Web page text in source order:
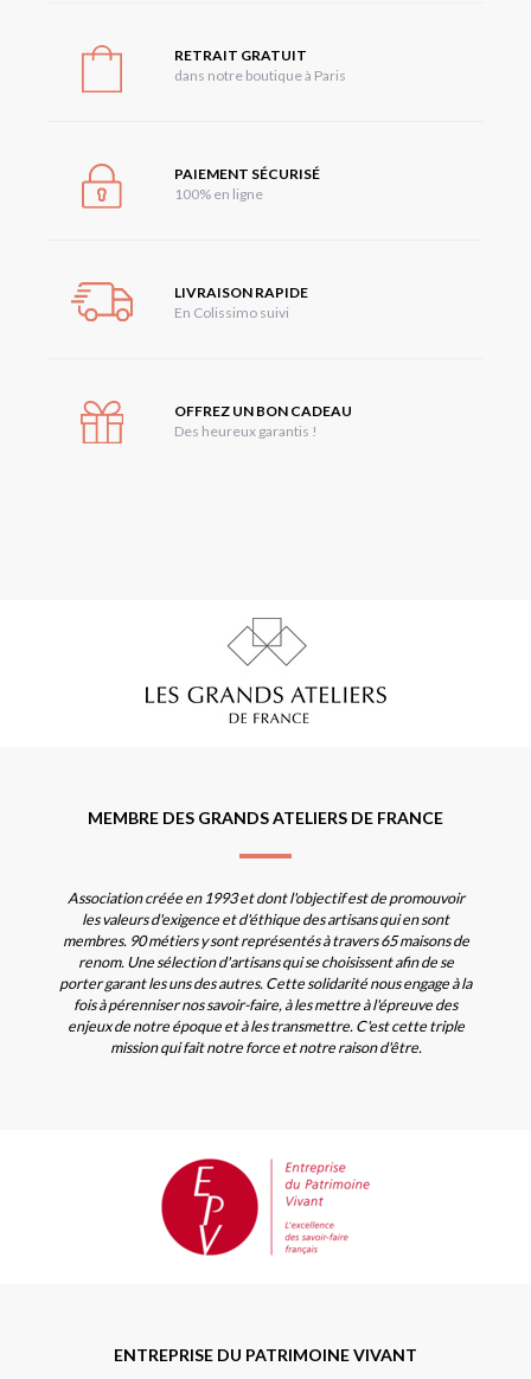
RETRAIT GRATUIT
dans notre boutique à Paris
PAIEMENT SÉCURISÉ
100% en ligne
LIVRAISON RAPIDE
En Colissimo suivi
OFFREZ UN BON CADEAU
Des heureux garantis !
MEMBRE DES GRANDS ATELIERS DE FRANCE
Association créée en 1993 et dont l'objectif est de promouvoir
les valeurs d'exigence et d'éthique des artisans qui en sont
membres. 90 métiers y sont représentés à travers 65 maisons de
renom. Une sélection d'artisans qui se choisissent afin de se
porter garant les uns des autres. Cette solidarité nous engage à la
fois à pérenniser nos savoir-faire, à les mettre à l'épreuve des
enjeux de notre époque et à les transmettre. C'est cette triple
mission qui fait notre force et notre raison d'être.
ENTREPRISE DU PATRIMOINE VIVANT